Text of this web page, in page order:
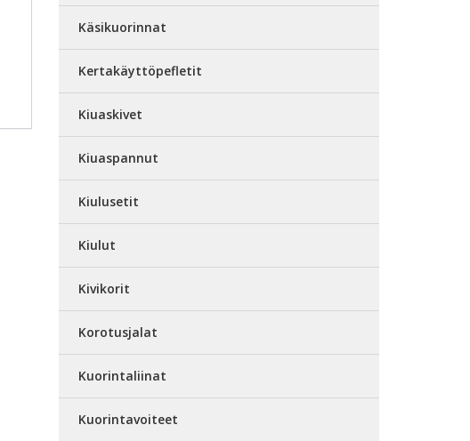
Käsikuorinnat
Kertakäyttöpefletit
Kiuaskivet
Kiuaspannut
Kiulusetit
Kiulut
Kivikorit
Korotusjalat
Kuorintaliinat
Kuorintavoiteet